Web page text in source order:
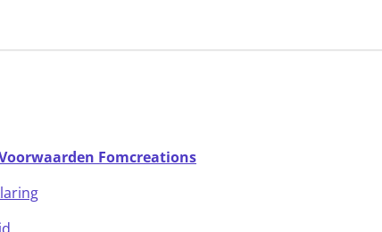
Fomcreations